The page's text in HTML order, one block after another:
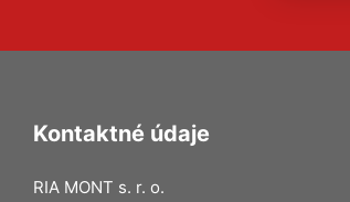
Kontaktné údaje
RIA MONT s. r. o.